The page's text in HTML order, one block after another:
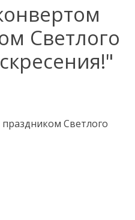
Светлого
Светлого